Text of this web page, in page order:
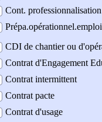
Cont. professionnalisation
Prépa.opérationnel.emploi
CDI de chantier ou
Contrat d'Engagement
Contrat intermittent
Contrat pacte
Contrat d'usage